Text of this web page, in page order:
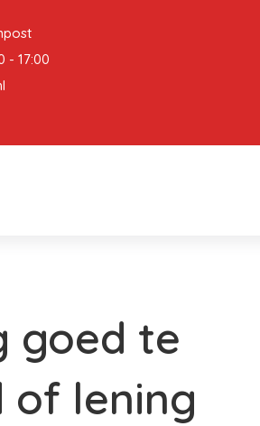
- 17:00
goed te
of lening